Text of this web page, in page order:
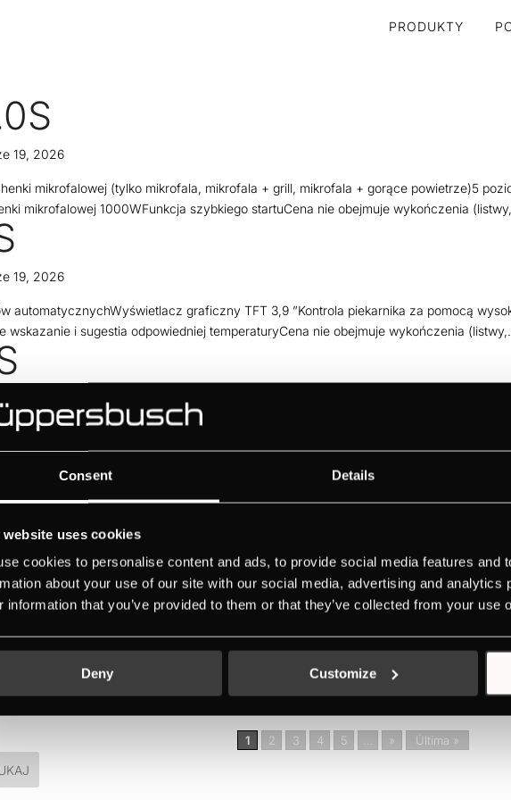
Consent Details
website uses cookies
cookies to personalise content and ads, to provide social media features and
about your use of our site with our social media, advertising and analytics
information that you’ve provided to them or that they’ve collected from your use
Deny Customize
PRODUKTY
19, 2026
mikrofalowej (tylko mikrofala, mikrofala + grill, mikrofala + gorące powietrze)5
mikrofalowej 1000WFunkcja szybkiego startuCena nie obejmuje wykończenia
19, 2026
automatycznychWyświetlacz graficzny TFT 3,9 ”Kontrola piekarnika za pomocą
wskazanie i sugestia odpowiedniej temperaturyCena nie obejmuje wykończenia
generator pary10 programów automatycznychKontrola temperatury
(listwy, uchwyty)
piekarnika za pomocą wysokiej jakości pokręteł aluminiowychZegar
minutnik) z białym wyświetlaczemPoczwórnie przeszklone drzwiczki, łatwy
automatycznychWyświetlacz graficzny TFT 3,9 ”Kontrola piekarnika za pomocą
wskazanie i sugestia odpowiedniej temperaturyCena nie obejmuje wykończenia
1 2 3 4 5 » Última »